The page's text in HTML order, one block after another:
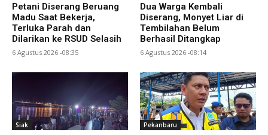
Petani Diserang Beruang
Madu Saat Bekerja,
Terluka Parah dan
Dilarikan ke RSUD Selasih
6 Agustus 2026 -08:35
Dua Warga Kembali
Diserang, Monyet Liar di
Tembilahan Belum
Berhasil Ditangkap
6 Agustus 2026 -08:14
Siak Pekanbaru